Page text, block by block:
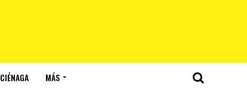
CIÉNAGA MÁS